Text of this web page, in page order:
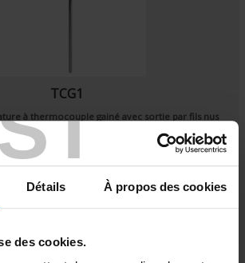
Détails À propos des cookies
des cookies.
TCG1
à thermocouple gainé avec sortie par fils nus